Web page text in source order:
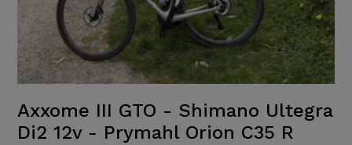
Axxome III GTO - Shimano Ultegra
Di2 12v - Prymahl Orion C35 R